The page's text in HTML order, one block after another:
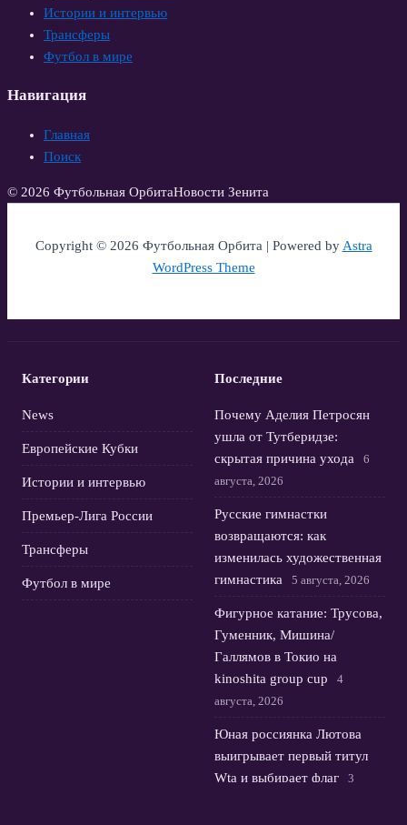
Истории и интервью
Трансферы
Футбол в мире
Навигация
Главная
Поиск
© 2026 Футбольная ОрбитаНовости Зенита
Copyright © 2026 Футбольная Орбита | Powered byAstra
WordPress Theme
Категории
News
Европейские Кубки
Истории и интервью
Премьер-Лига России
Трансферы
Футбол в мире
Последние
Почему Аделия Петросян
ушла от Тутберидзе:
скрытая причина ухода
6
августа, 2026
Русские гимнастки
возвращаются: как
изменилась художественная
гимнастика
5 августа, 2026
Фигурное катание: Трусова,
Гуменник, Мишина/
Галлямов в Токио на
kinoshita group cup
4
августа, 2026
Юная россиянка Лютова
выигрывает первый титул
Wta и выбирает флаг
3